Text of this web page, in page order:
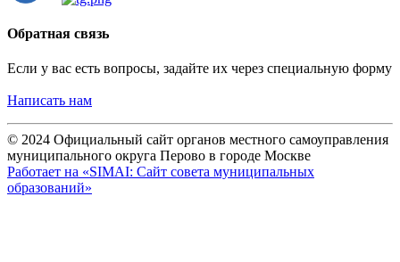
Обратная связь
Если у вас есть вопросы, задайте их через специальную форму
Написать нам
© 2024 Официальный сайт органов местного самоуправления
муниципального округа Перово в городе Москве
Работает на «SIMAI: Сайт совета муниципальных
образований»